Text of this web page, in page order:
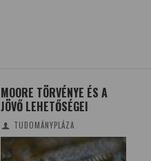
MOORE TÖRVÉNYE ÉS A
JÖVŐ LEHETŐSÉGEI
TUDOMÁNYPLÁZA